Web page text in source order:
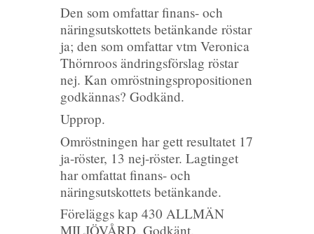
Den som omfattar finans- och
näringsutskottets betänkande röstar
ja; den som omfattar vtm Veronica
Thörnroos ändringsförslag röstar
nej. Kan omröstningspropositionen
godkännas? Godkänd.
Upprop.
Omröstningen har gett resultatet 17
ja-röster, 13 nej-röster. Lagtinget
har omfattat finans- och
näringsutskottets betänkande.
Föreläggs kap 430 ALLMÄN
MILJÖVÅRD. Godkänt.